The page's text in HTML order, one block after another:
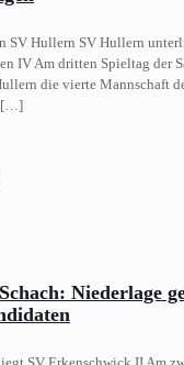
SV Hullern SV Hullern
IV Am dritten Spieltag der
die vierte Mannschaft
[…]
Niederlage